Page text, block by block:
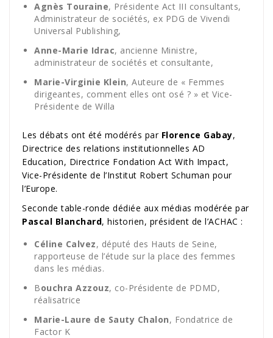
Agnès Touraine, Présidente Act III consultants,
Administrateur de sociétés, ex PDG de Vivendi
Universal Publishing,
Anne-Marie Idrac, ancienne Ministre,
administrateur de sociétés et consultante,
Marie-Virginie Klein, Auteure de « Femmes
dirigeantes, comment elles ont osé ? » et Vice-
Présidente de Willa
Les débats ont été modérés par Florence Gabay,
Directrice des relations institutionnelles AD
Education, Directrice Fondation Act With Impact,
Vice-Présidente de l’Institut Robert Schuman pour
l’Europe.
Seconde table-ronde dédiée aux médias modérée par
Pascal Blanchard, historien, président de l’ACHAC :
Céline Calvez, député des Hauts de Seine,
rapporteuse de l’étude sur la place des femmes
dans les médias.
Bouchra Azzouz, co-Présidente de PDMD,
réalisatrice
Marie-Laure de Sauty Chalon, Fondatrice de
Factor K